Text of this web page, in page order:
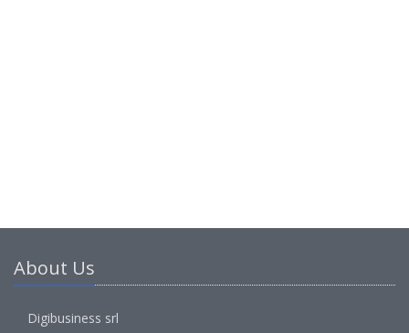
About Us
Digibusiness srl